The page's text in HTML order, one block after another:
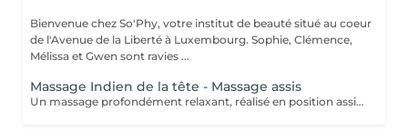
Bienvenue chez So'Phy, votre institut de beauté situé au coeur
de l'Avenue de la Liberté à Luxembourg. Sophie, Clémence,
Mélissa et Gwen sont ravies ...
Massage Indien de la tête - Massage assis
Un massage profondément relaxant, réalisé en position assise, idéal pour relâcher rapidement les tensions accumulées. Inspiré des techniques ayurvédiques, ce soin agit sur le haut du dos, les épaules, la nuque et le cuir chevelu afin de libérer les tensions musculaires et apaiser le système nerveux. Grâce à des manuvres ciblées, il procure une sensation immédiate de légèreté, favorise la détente mentale et améliore la qualité du repos. Un soin idéal pour s'offrir une pause rapide et efficace, relâcher la pression et retrouver une sensation de calme et d'équilibre.